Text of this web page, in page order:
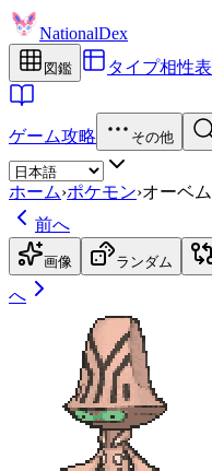
NationalDex
図鑑 タイプ相性表
ゲーム攻略 その他
ホーム›ポケモン›オーベム
前へ
画像 ランダム
へ